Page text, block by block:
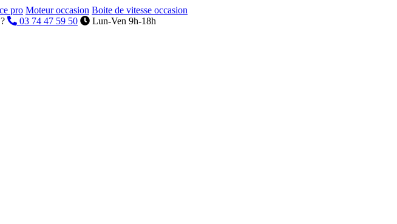
pro Moteur occasion Boite de vitesse occasion
03 74 47 59 50 Lun-Ven 9h-18h